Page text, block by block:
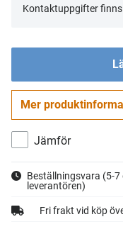
Kontaktuppgifter finns
Mer
Jämför
Beställningsvara (5-7
leverantören)
Fri frakt vid köp